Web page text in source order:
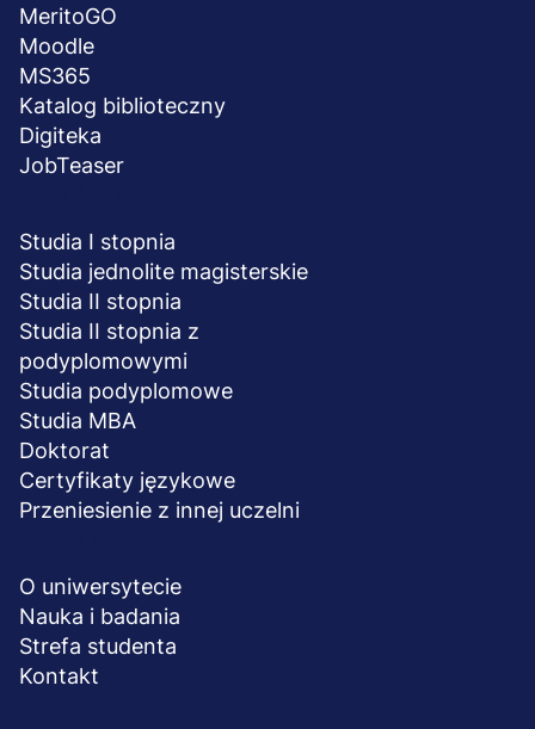
MeritoGO
Moodle
MS365
Katalog biblioteczny
Digiteka
JobTeaser
Studia I stopnia
Studia jednolite magisterskie
Studia II stopnia
Studia II stopnia z
podyplomowymi
Studia podyplomowe
Studia MBA
Doktorat
Certyfikaty językowe
Przeniesienie z innej uczelni
O uniwersytecie
Nauka i badania
Strefa studenta
Kontakt